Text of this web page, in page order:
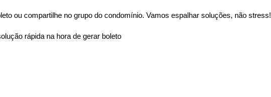
ou compartilhe no grupo do condomínio. Vamos espalhar soluções, não stress!
rápida na hora de gerar boleto